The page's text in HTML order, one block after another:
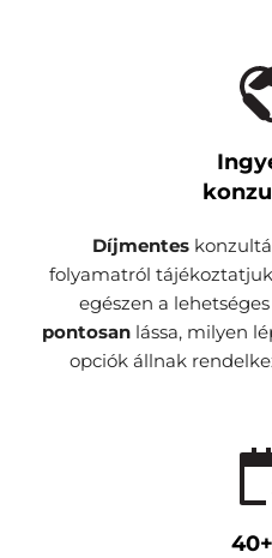
Díjmentes
folyamatról
pontosan lássa, milyen
opciók állnak